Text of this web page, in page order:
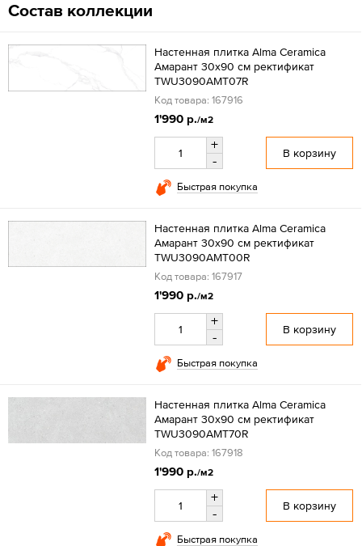
Состав коллекции
Настенная плитка Alma Ceramica
Амарант 30x90 см ректификат
TWU3090AMT07R
Код товара: 167916
1'990 р./м2
+
-
В корзину
Быстрая покупка
Настенная плитка Alma Ceramica
Амарант 30x90 см ректификат
TWU3090AMT00R
Код товара: 167917
1'990 р./м2
+
-
В корзину
Быстрая покупка
Настенная плитка Alma Ceramica
Амарант 30x90 см ректификат
TWU3090AMT70R
Код товара: 167918
1'990 р./м2
+
-
В корзину
Быстрая покупка